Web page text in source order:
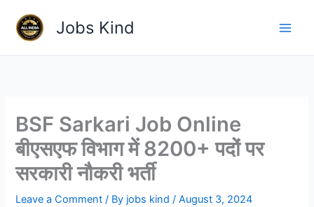
content
Jobs Kind
BSF Sarkari Job Online
बीएसएफ विभाग में 8200+ पदों पर
सरकारी नौकरी भर्ती
Leave a Comment / By jobs kind/August 3, 2024